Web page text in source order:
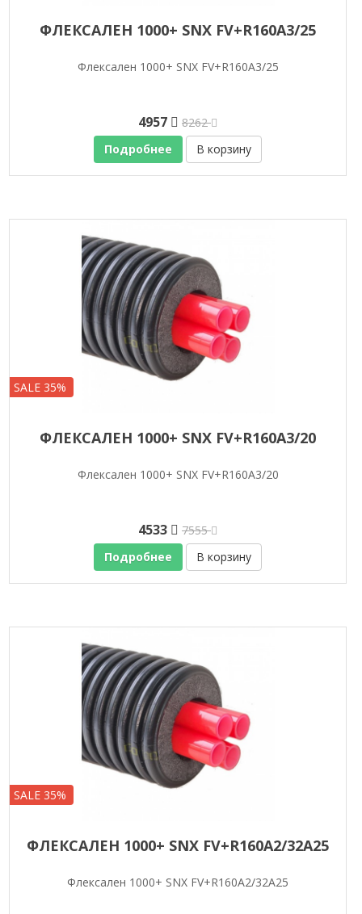
ФЛЕКСАЛЕН 1000+ SNX FV+R160A3/25
Флексален 1000+ SNX FV+R160A3/25
4957
8262
Подробнее
В корзину
SALE 35%
ФЛЕКСАЛЕН 1000+ SNX FV+R160A3/20
Флексален 1000+ SNX FV+R160A3/20
4533
7555
Подробнее
В корзину
SALE 35%
ФЛЕКСАЛЕН 1000+ SNX FV+R160A2/32A25
Флексален 1000+ SNX FV+R160A2/32A25